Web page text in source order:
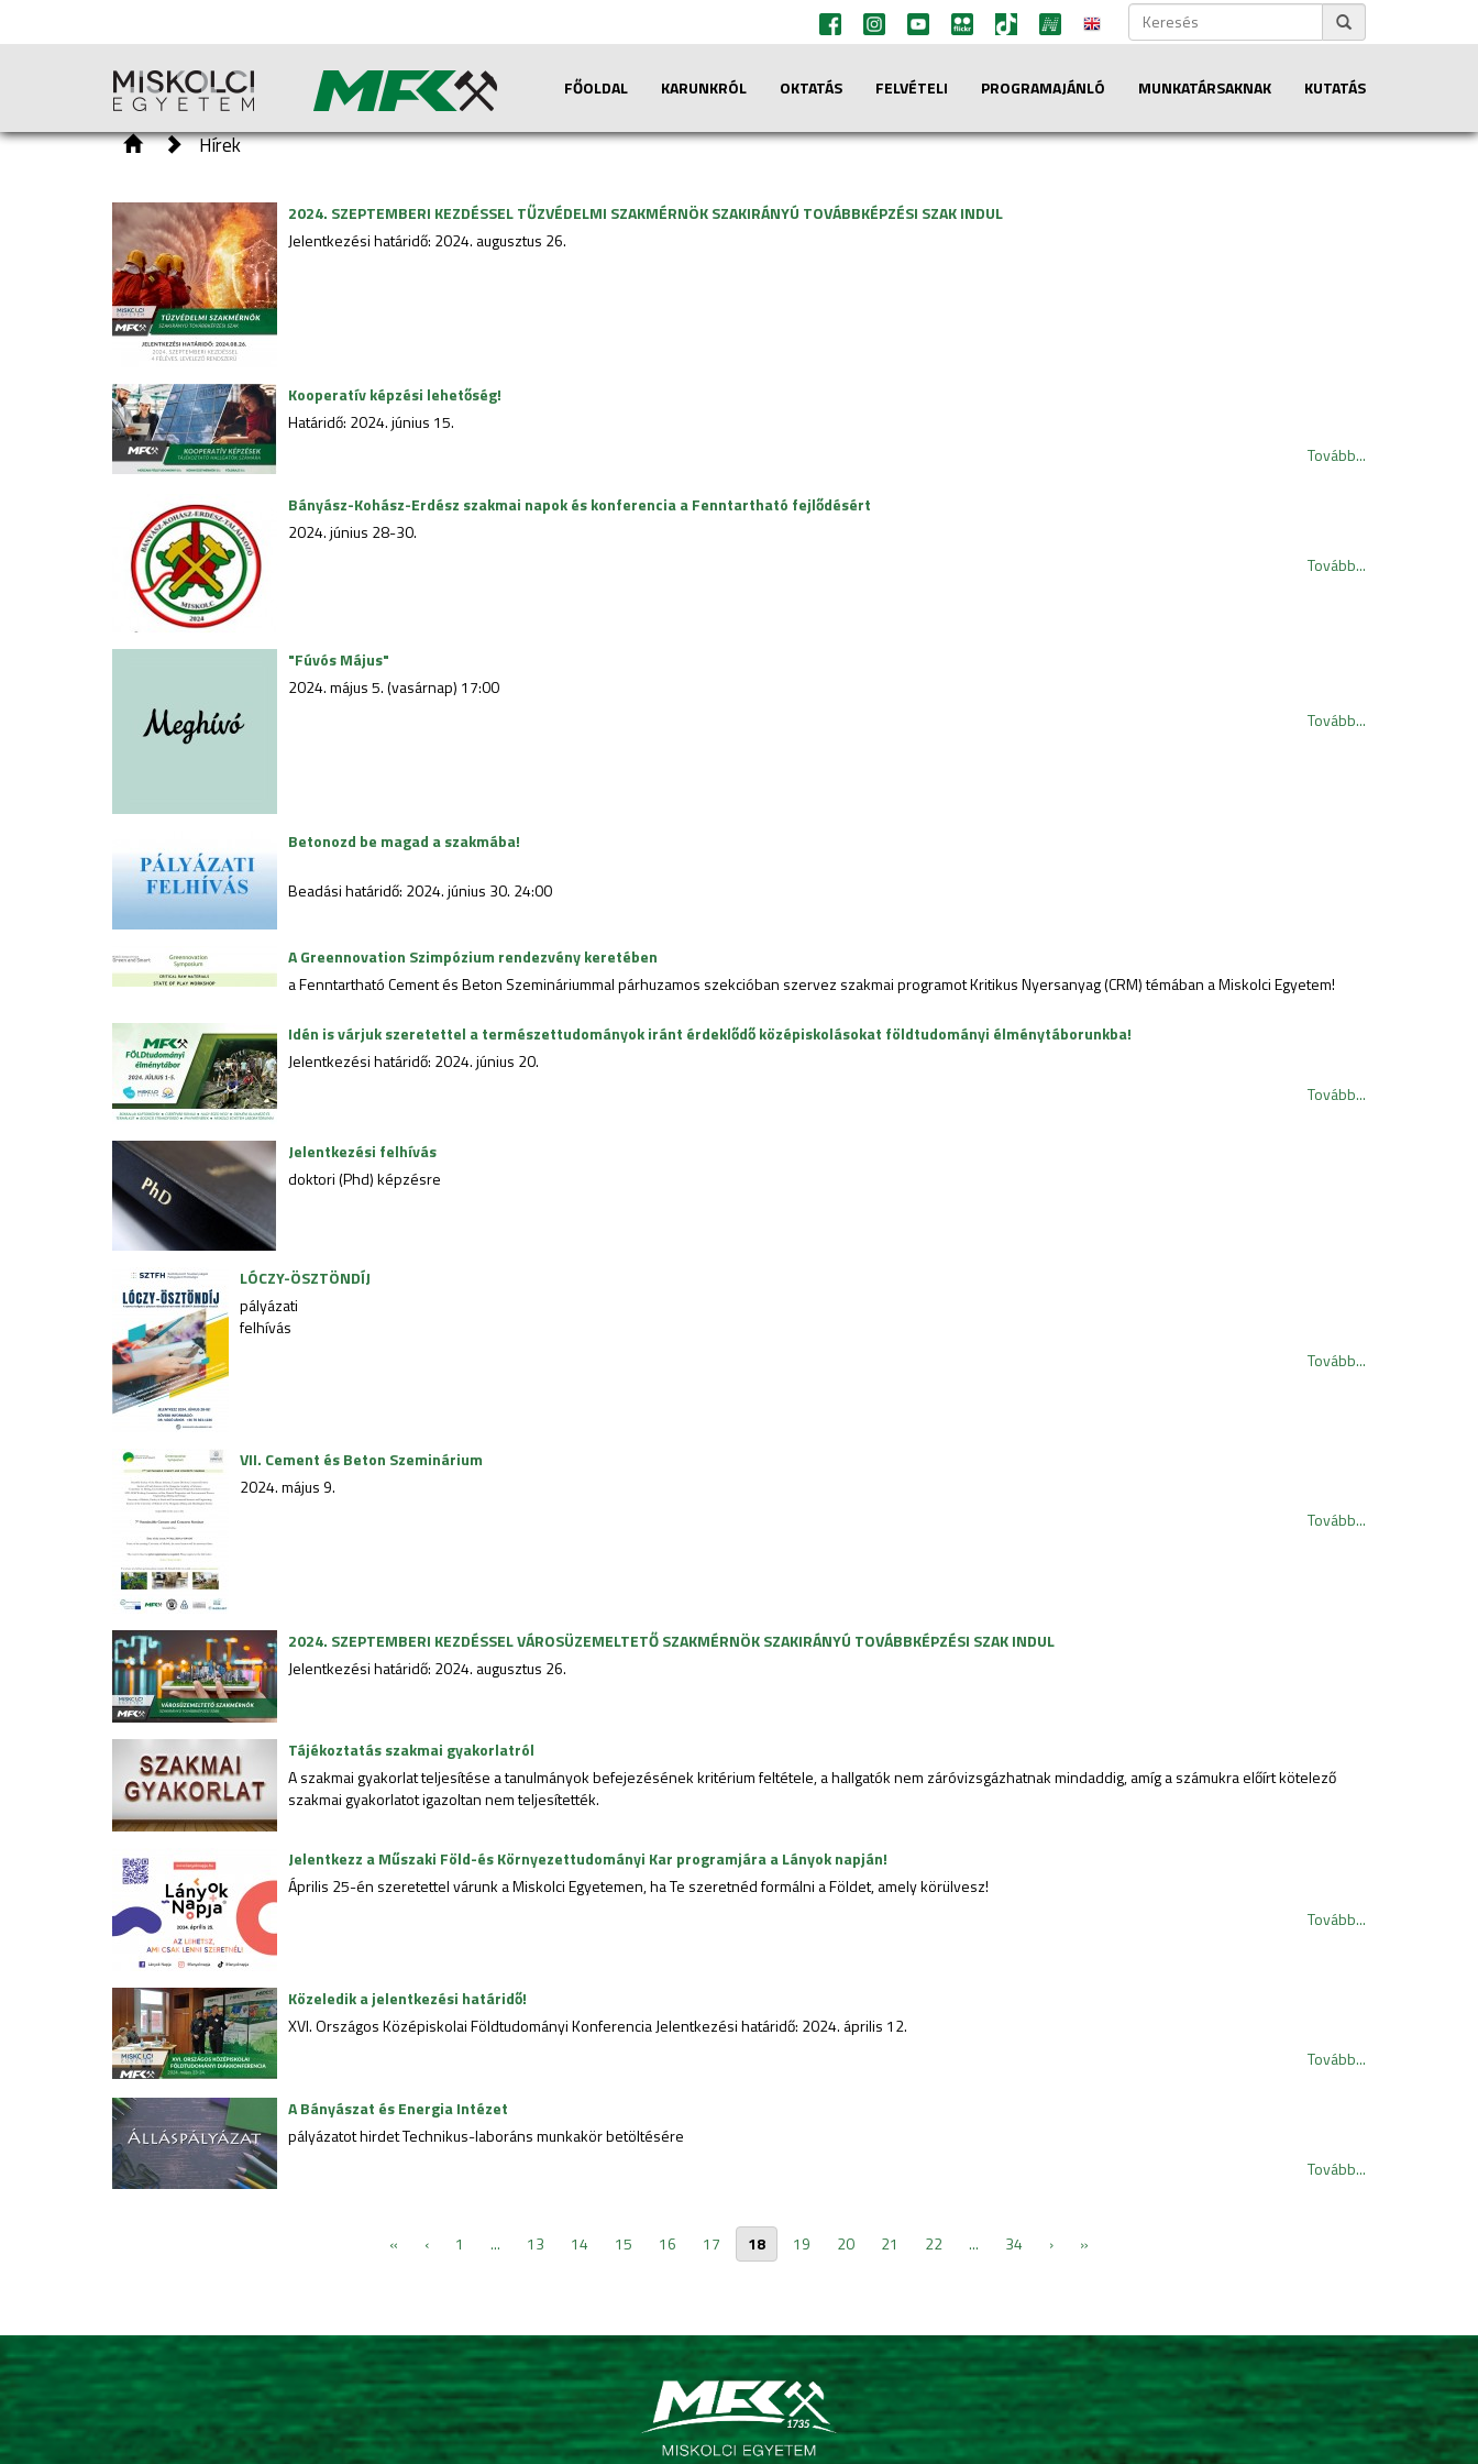
FŐOLDAL KARUNKRÓL OKTATÁS FELVÉTELI PROGRAMAJÁNLÓ MUNKATÁRSAKNAK KUTATÁS
Hírek
2024. SZEPTEMBERI KEZDÉSSEL TŰZVÉDELMI SZAKMÉRNÖK SZAKIRÁNYÚ TOVÁBBKÉPZÉSI SZAK INDUL
Jelentkezési határidő: 2024. augusztus 26.
Kooperatív képzési lehetőség!
Határidő: 2024. június 15.
Tovább...
Bányász-Kohász-Erdész szakmai napok és konferencia a Fenntartható fejlődésért
2024. június 28-30.
Tovább...
"Fúvós Május"
2024. május 5. (vasárnap) 17:00
Tovább...
Betonozd be magad a szakmába!
Beadási határidő: 2024. június 30. 24:00
A Greennovation Szimpózium rendezvény keretében
a Fenntartható Cement és Beton Szemináriummal párhuzamos szekcióban szervez szakmai programot Kritikus Nyersanyag (CRM) témában a Miskolci Egyetem!
Idén is várjuk szeretettel a természettudományok iránt érdeklődő középiskolásokat földtudományi élménytáborunkba!
Jelentkezési határidő: 2024. június 20.
Tovább...
Jelentkezési felhívás
doktori (Phd) képzésre
LÓCZY-ÖSZTÖNDÍJ
pályázati
felhívás
Tovább...
VII. Cement és Beton Szeminárium
2024. május 9.
Tovább...
2024. SZEPTEMBERI KEZDÉSSEL VÁROSÜZEMELTETŐ SZAKMÉRNÖK SZAKIRÁNYÚ TOVÁBBKÉPZÉSI SZAK INDUL
Jelentkezési határidő: 2024. augusztus 26.
Tájékoztatás szakmai gyakorlatról
A szakmai gyakorlat teljesítése a tanulmányok befejezésének kritérium feltétele, a hallgatók nem záróvizsgázhatnak mindaddig, amíg a számukra előírt kötelező
szakmai gyakorlatot igazoltan nem teljesítették.
Jelentkezz a Műszaki Föld-és Környezettudományi Kar programjára a Lányok napján!
Április 25-én szeretettel várunk a Miskolci Egyetemen, ha Te szeretnéd formálni a Földet, amely körülvesz!
Tovább...
Közeledik a jelentkezési határidő!
XVI. Országos Középiskolai Földtudományi Konferencia Jelentkezési határidő: 2024. április 12.
Tovább...
A Bányászat és Energia Intézet
pályázatot hirdet Technikus-laboráns munkakör betöltésére
Tovább...
« ‹ 1 ... 13 14 15 16 17 18 19 20 21 22 ... 34 › »